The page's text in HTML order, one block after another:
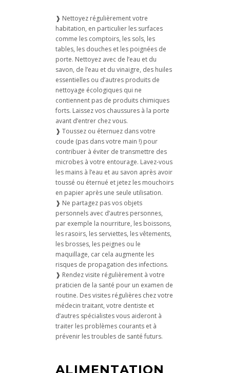
❱ Nettoyez régulièrement votre
habitation, en particulier les surfaces
comme les comptoirs, les sols, les
tables, les douches et les poignées de
porte. Nettoyez avec de l’eau et du
savon, de l’eau et du vinaigre, des huiles
essentielles ou d’autres produits de
nettoyage écologiques qui ne
contiennent pas de produits chimiques
forts. Laissez vos chaussures à la porte
avant d’entrer chez vous.
❱ Toussez ou éternuez dans votre
coude (pas dans votre main !) pour
contribuer à éviter de transmettre des
microbes à votre entourage. Lavez-vous
les mains à l’eau et au savon après avoir
toussé ou éternué et jetez les mouchoirs
en papier après une seule utilisation.
❱ Ne partagez pas vos objets
personnels avec d’autres personnes,
par exemple la nourriture, les boissons,
les rasoirs, les serviettes, les vêtements,
les brosses, les peignes ou le
maquillage, car cela augmente les
risques de propagation des infections.
❱ Rendez visite régulièrement à votre
praticien de la santé pour un examen de
routine. Des visites régulières chez votre
médecin traitant, votre dentiste et
d’autres spécialistes vous aideront à
traiter les problèmes courants et à
prévenir les troubles de santé futurs.
ALIMENTATION